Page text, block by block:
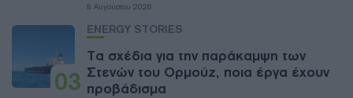
8 Αυγούστου 2026
03
ENERGY STORIES
Τα σχέδια για την παράκαμψη των
Στενών του Ορμούζ, ποια έργα έχουν
προβάδισμα